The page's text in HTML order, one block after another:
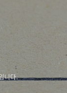
니다.